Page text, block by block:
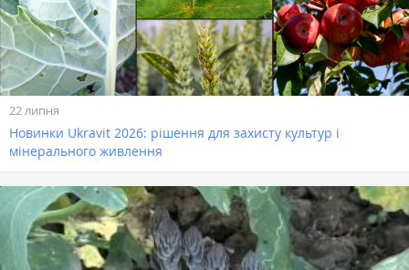
22 липня
Новинки Ukravit 2026: рішення для захисту культур і
мінерального живлення